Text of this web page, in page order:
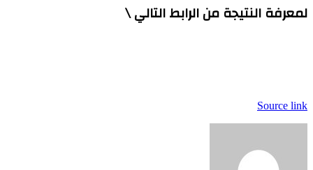
لمعرفة النتيجة من الرابط التالي \
Source link